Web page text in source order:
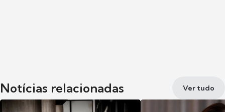
Notícias relacionadas Ver tudo